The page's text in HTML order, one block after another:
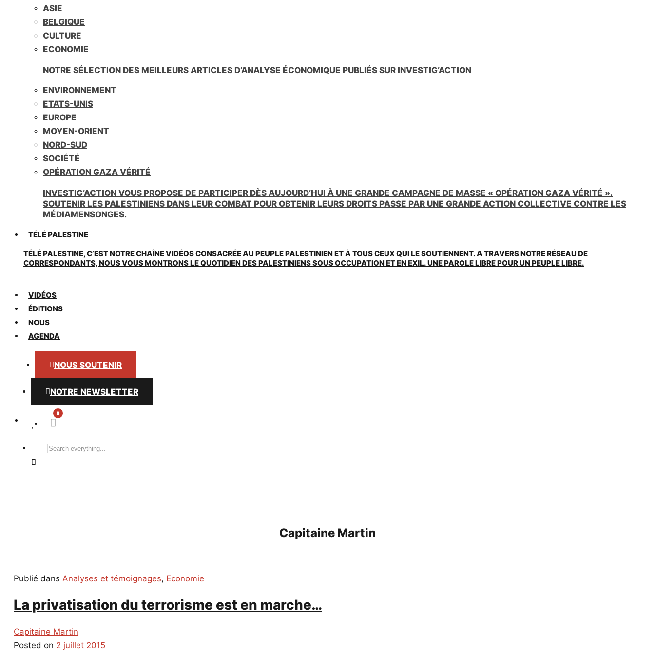
ASIE
BELGIQUE
CULTURE
ECONOMIE
NOTRE SÉLECTION DES MEILLEURS ARTICLES D’ANALYSE ÉCONOMIQUE PUBLIÉS SUR INVESTIG’ACTION
ENVIRONNEMENT
ETATS-UNIS
EUROPE
MOYEN-ORIENT
NORD-SUD
SOCIÉTÉ
OPÉRATION GAZA VÉRITÉ
INVESTIG’ACTION VOUS PROPOSE DE PARTICIPER DÈS AUJOURD’HUI À UNE GRANDE CAMPAGNE DE MASSE « OPÉRATION GAZA VÉRITÉ ».
SOUTENIR LES PALESTINIENS DANS LEUR COMBAT POUR OBTENIR LEURS DROITS PASSE PAR UNE GRANDE ACTION COLLECTIVE CONTRE LES
MÉDIAMENSONGES.
TÉLÉ PALESTINE
TÉLÉ PALESTINE, C’EST NOTRE CHAÎNE VIDÉOS CONSACRÉE AU PEUPLE PALESTINIEN ET À TOUS CEUX QUI LE SOUTIENNENT. A TRAVERS NOTRE RÉSEAU DE
CORRESPONDANTS, NOUS VOUS MONTRONS LE QUOTIDIEN DES PALESTINIENS SOUS OCCUPATION ET EN EXIL. UNE PAROLE LIBRE POUR UN PEUPLE LIBRE.
VIDÉOS
ÉDITIONS
NOUS
AGENDA
NOUS SOUTENIR
NOTRE NEWSLETTER
0
Search
Capitaine Martin
Publié dans Analyses et témoignages, Economie
La privatisation du terrorisme est en marche…
Capitaine Martin
Posted on 2 juillet 2015